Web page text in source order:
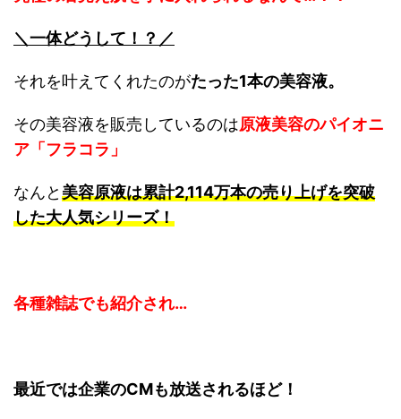
＼一体どうして！？／
それを叶えてくれたのがたった1本の美容液。
その美容液を販売しているのは原液美容のパイオニ
ア「フラコラ」
なんと美容原液は累計2,114万本の売り上げを突破
した大人気シリーズ！
各種雑誌でも紹介され…
最近では企業のCMも放送されるほど！